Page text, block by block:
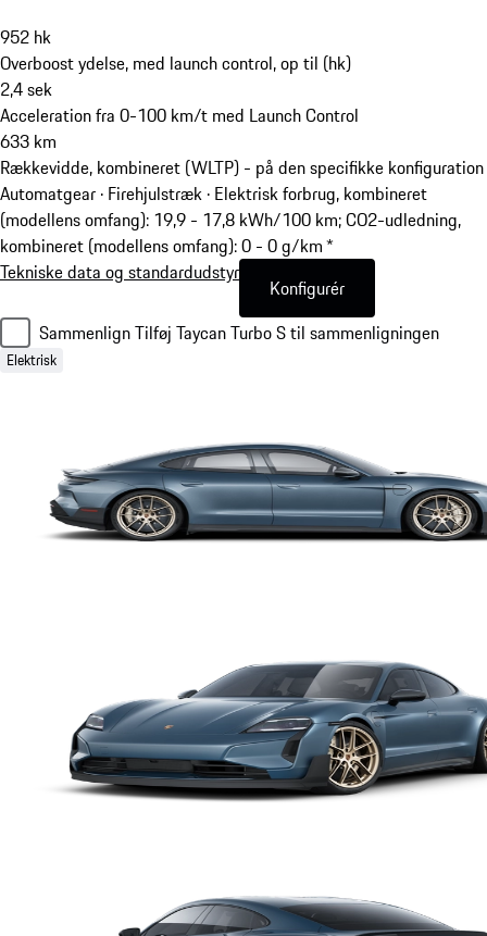
952 hk
Overboost ydelse, med launch control, op til (hk)
2,4sek
Acceleration fra 0-100 km/t med Launch Control
633 km
Rækkevidde, kombineret (WLTP) - på den specifikke konfiguration
Automatgear · Firehjulstræk · Elektrisk forbrug, kombineret
(modellens omfang): 19,9 - 17,8 kWh/100 km; CO2-udledning,
kombineret (modellens omfang): 0 - 0 g/km *
Tekniske data og standardudstyr
Konfigurér
SammenlignTilføj Taycan Turbo S til sammenligningen
Elektrisk